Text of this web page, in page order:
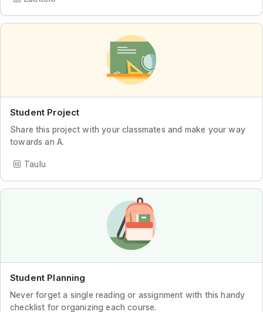
Student Project
Share this project with your classmates and make your way
towards an A.
Taulu
Student Planning
Never forget a single reading or assignment with this handy
checklist for organizing each course.